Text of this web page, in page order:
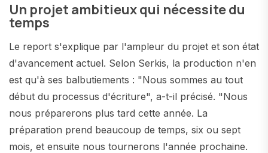
Un projet ambitieux qui nécessite du
temps
Le report s'explique par l'ampleur du projet et son état
d'avancement actuel. Selon Serkis, la production n'en
est qu'à ses balbutiements : "Nous sommes au tout
début du processus d'écriture", a-t-il précisé. "Nous
nous préparerons plus tard cette année. La
préparation prend beaucoup de temps, six ou sept
mois, et ensuite nous tournerons l'année prochaine.